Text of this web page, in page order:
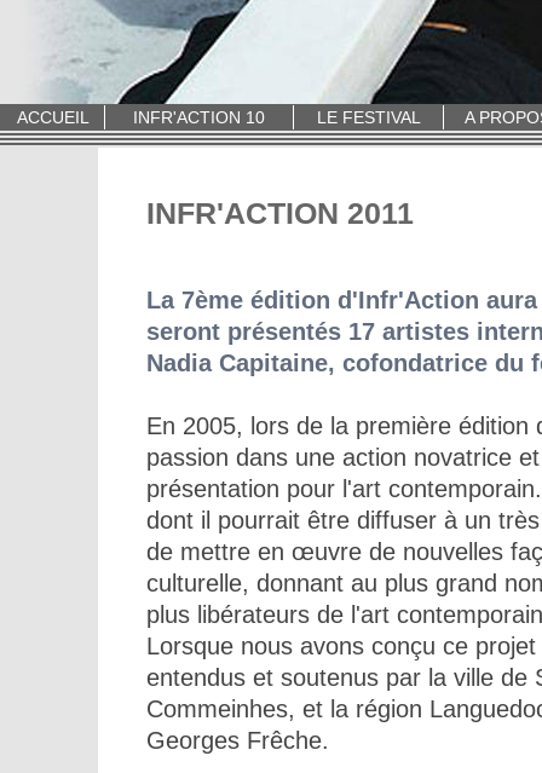
ACCUEIL INFR'ACTION 10 LE FESTIVAL A
INFR'ACTION 2011
La 7ème édition d'Infr'Action aura
seront présentés 17 artistes
Nadia Capitaine, cofondatrice
En 2005, lors de la première
passion dans une action novatrice
présentation pour l'art
dont il pourrait être diffuser à un
de mettre en œuvre de nouvelles
culturelle, donnant au plus grand
plus libérateurs de l'art
Lorsque nous avons conçu ce
entendus et soutenus par la ville de
Commeinhes, et la région
Georges Frêche.